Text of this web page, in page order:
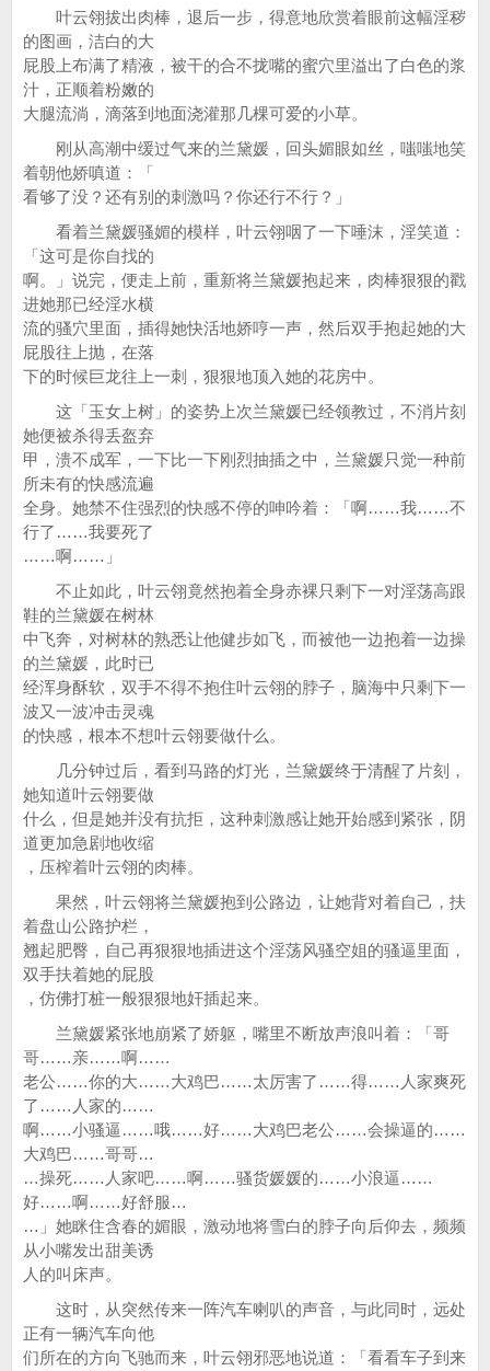
叶云翎拔出肉棒，退后一步，得意地欣赏着眼前这幅淫秽
的图画，洁白的大
屁股上布满了精液，被干的合不拢嘴的蜜穴里溢出了白色的浆
汁，正顺着粉嫩的
大腿流淌，滴落到地面浇灌那几棵可爱的小草。
刚从高潮中缓过气来的兰黛媛，回头媚眼如丝，嗤嗤地笑
着朝他娇嗔道：「
看够了没？还有别的刺激吗？你还行不行？」
看着兰黛媛骚媚的模样，叶云翎咽了一下唾沫，淫笑道：
「这可是你自找的
啊。」说完，便走上前，重新将兰黛媛抱起来，肉棒狠狠的戳
进她那已经淫水横
流的骚穴里面，插得她快活地娇哼一声，然后双手抱起她的大
屁股往上抛，在落
下的时候巨龙往上一刺，狠狠地顶入她的花房中。
这「玉女上树」的姿势上次兰黛媛已经领教过，不消片刻
她便被杀得丢盔弃
甲，溃不成军，一下比一下刚烈抽插之中，兰黛媛只觉一种前
所未有的快感流遍
全身。她禁不住强烈的快感不停的呻吟着：「啊……我……不
行了……我要死了
……啊……」
不止如此，叶云翎竟然抱着全身赤裸只剩下一对淫荡高跟
鞋的兰黛媛在树林
中飞奔，对树林的熟悉让他健步如飞，而被他一边抱着一边操
的兰黛媛，此时已
经浑身酥软，双手不得不抱住叶云翎的脖子，脑海中只剩下一
波又一波冲击灵魂
的快感，根本不想叶云翎要做什么。
几分钟过后，看到马路的灯光，兰黛媛终于清醒了片刻，
她知道叶云翎要做
什么，但是她并没有抗拒，这种刺激感让她开始感到紧张，阴
道更加急剧地收缩
，压榨着叶云翎的肉棒。
果然，叶云翎将兰黛媛抱到公路边，让她背对着自己，扶
着盘山公路护栏，
翘起肥臀，自己再狠狠地插进这个淫荡风骚空姐的骚逼里面，
双手扶着她的屁股
，仿佛打桩一般狠狠地奸插起来。
兰黛媛紧张地崩紧了娇躯，嘴里不断放声浪叫着：「哥
哥……亲……啊……
老公……你的大……大鸡巴……太厉害了……得……人家爽死
了……人家的……
啊……小骚逼……哦……好……大鸡巴老公……会操逼的……
大鸡巴……哥哥…
…操死……人家吧……啊……骚货媛媛的……小浪逼……
好……啊……好舒服…
…」她眯住含春的媚眼，激动地将雪白的脖子向后仰去，频频
从小嘴发出甜美诱
人的叫床声。
这时，从突然传来一阵汽车喇叭的声音，与此同时，远处
正有一辆汽车向他
们所在的方向飞驰而来，叶云翎邪恶地说道：「看看车子到来